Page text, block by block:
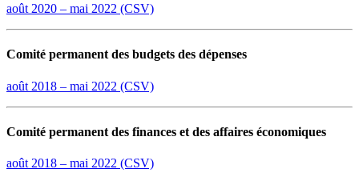
août 2020 – mai 2022 (CSV)
Comité permanent des budgets des dépenses
août 2018 – mai 2022 (CSV)
Comité permanent des finances et des affaires économiques
août 2018 – mai 2022 (CSV)